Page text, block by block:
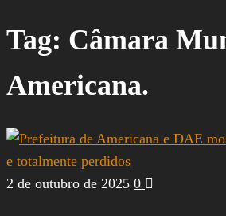
Tag: Câmara
Americana.
2 de outubro de 2025 0